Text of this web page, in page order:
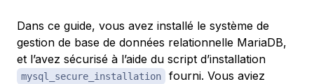
Dans ce guide, vous avez installé le système de
gestion de base de données relationnelle MariaDB,
et l’avez sécurisé à l’aide du script d’installation
mysql_secure_installation
fourni. Vous aviez